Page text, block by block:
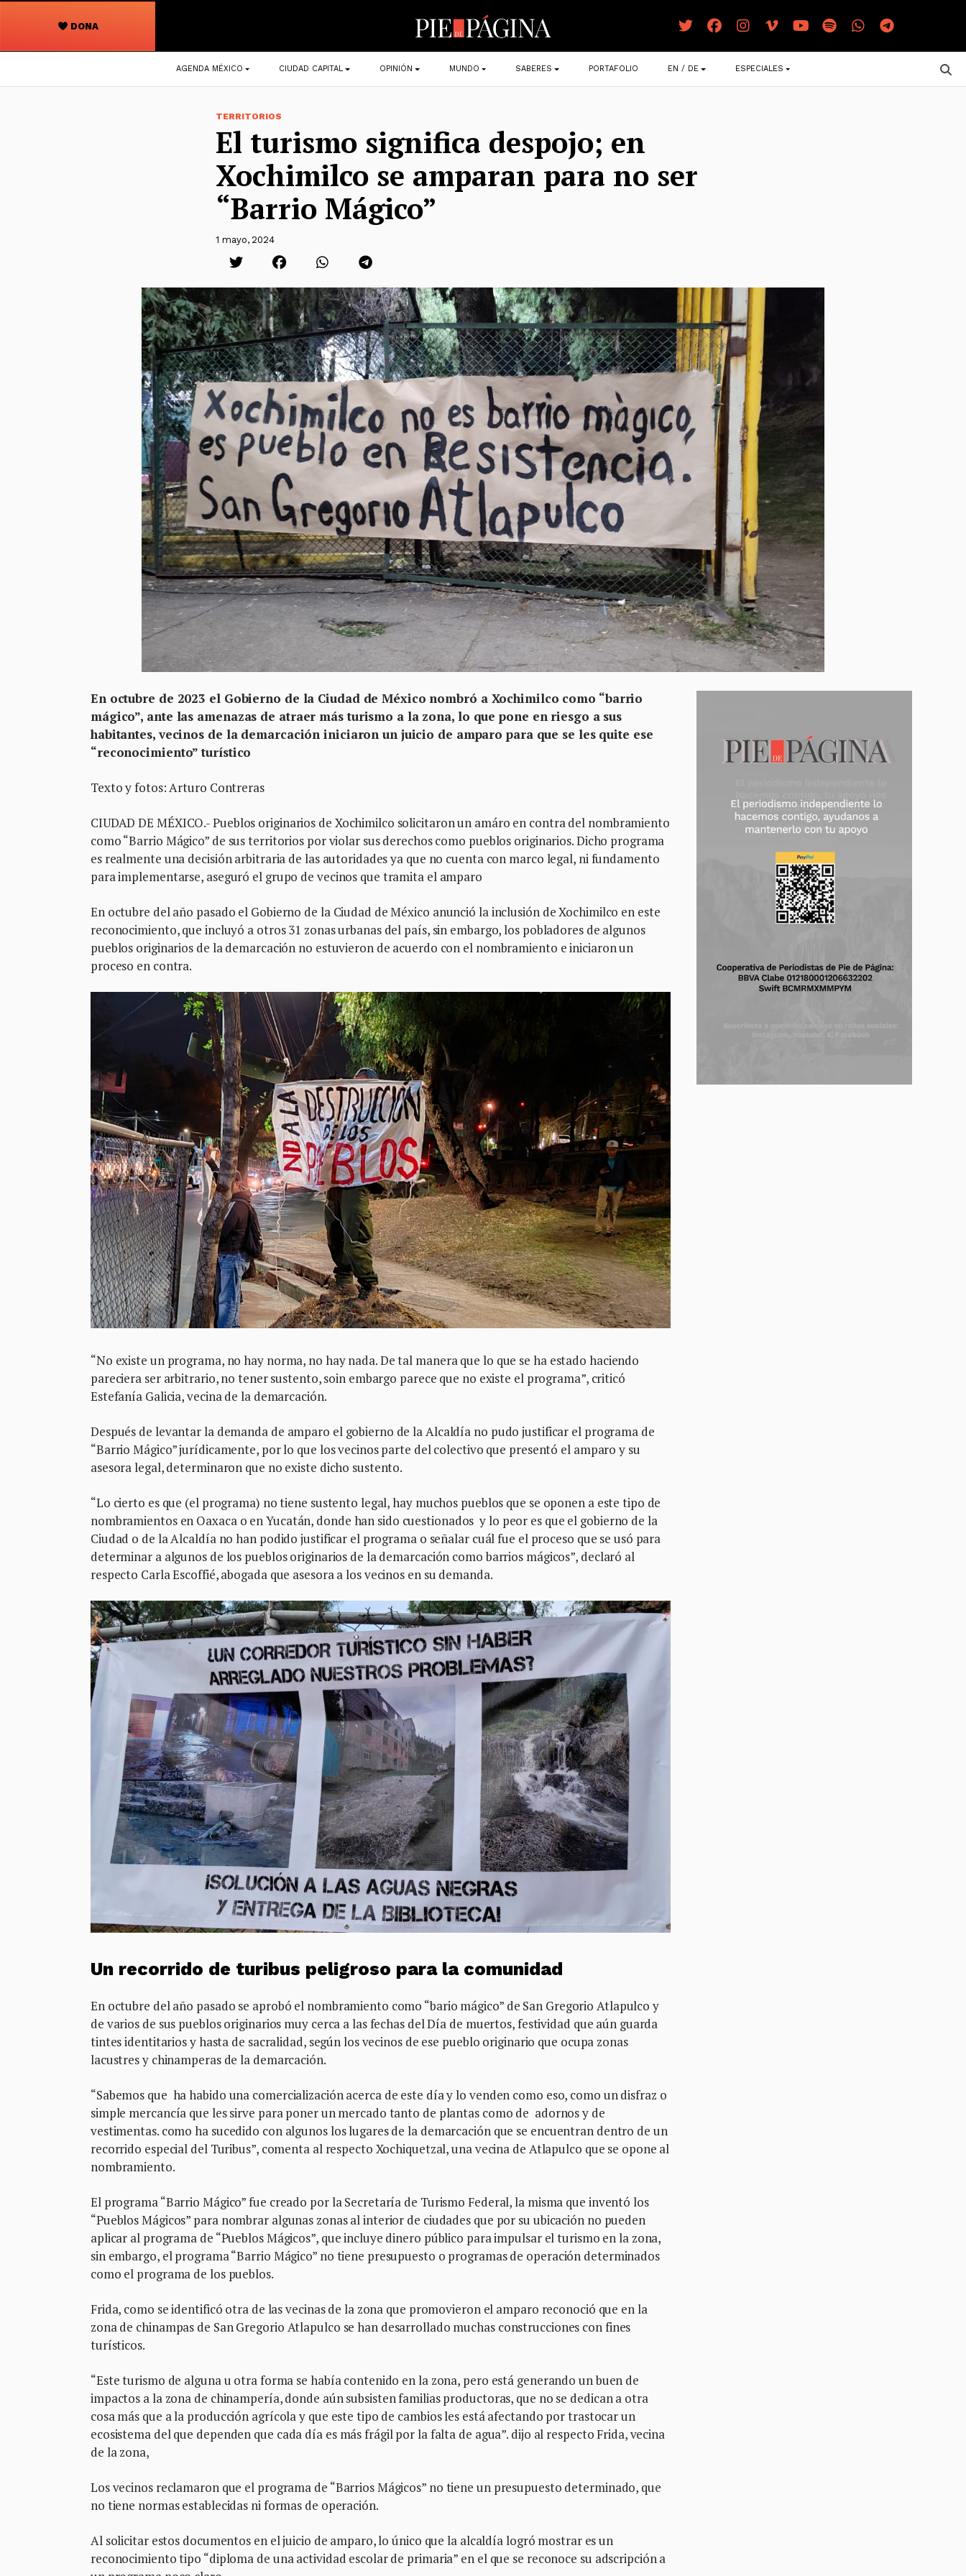
DONA
Navegación
principal
AGENDA MÉXICO CIUDAD CAPITAL OPINIÓN MUNDO SABERES PORTAFOLIO EN / DE ESPECIALES
TERRITORIOS
El turismo significa despojo; en
Xochimilco se amparan para no ser
“Barrio Mágico”
1 mayo, 2024
En octubre de 2023 el Gobierno de la Ciudad de México nombró a Xochimilco como “barrio
mágico”, ante las amenazas de atraer más turismo a la zona, lo que pone en riesgo a sus
habitantes, vecinos de la demarcación iniciaron un juicio de amparo para que se les quite ese
“reconocimiento” turístico
Texto y fotos: Arturo Contreras
CIUDAD DE MÉXICO.- Pueblos originarios de Xochimilco solicitaron un amáro en contra del nombramiento
como “Barrio Mágico” de sus territorios por violar sus derechos como pueblos originarios. Dicho programa
es realmente una decisión arbitraria de las autoridades ya que no cuenta con marco legal, ni fundamento
para implementarse, aseguró el grupo de vecinos que tramita el amparo
En octubre del año pasado el Gobierno de la Ciudad de México anunció la inclusión de Xochimilco en este
reconocimiento, que incluyó a otros 31 zonas urbanas del país, sin embargo, los pobladores de algunos
pueblos originarios de la demarcación no estuvieron de acuerdo con el nombramiento e iniciaron un
proceso en contra.
“No existe un programa, no hay norma, no hay nada. De tal manera que lo que se ha estado haciendo
pareciera ser arbitrario, no tener sustento, soin embargo parece que no existe el programa”, criticó
Estefanía Galicia, vecina de la demarcación.
Después de levantar la demanda de amparo el gobierno de la Alcaldía no pudo justificar el programa de
“Barrio Mágico” jurídicamente, por lo que los vecinos parte del colectivo que presentó el amparo y su
asesora legal, determinaron que no existe dicho sustento.
“Lo cierto es que (el programa) no tiene sustento legal, hay muchos pueblos que se oponen a este tipo de
nombramientos en Oaxaca o en Yucatán, donde han sido cuestionados y lo peor es que el gobierno de la
Ciudad o de la Alcaldía no han podido justificar el programa o señalar cuál fue el proceso que se usó para
determinar a algunos de los pueblos originarios de la demarcación como barrios mágicos”, declaró al
respecto Carla Escoffié, abogada que asesora a los vecinos en su demanda.
Un recorrido de turibus peligroso para la comunidad
En octubre del año pasado se aprobó el nombramiento como “bario mágico” de San Gregorio Atlapulco y
de varios de sus pueblos originarios muy cerca a las fechas del Día de muertos, festividad que aún guarda
tintes identitarios y hasta de sacralidad, según los vecinos de ese pueblo originario que ocupa zonas
lacustres y chinamperas de la demarcación.
“Sabemos que ha habido una comercialización acerca de este día y lo venden como eso, como un disfraz o
simple mercancía que les sirve para poner un mercado tanto de plantas como de adornos y de
vestimentas. como ha sucedido con algunos los lugares de la demarcación que se encuentran dentro de un
recorrido especial del Turibus”, comenta al respecto Xochiquetzal, una vecina de Atlapulco que se opone al
nombramiento.
El programa “Barrio Mágico” fue creado por la Secretaría de Turismo Federal, la misma que inventó los
“Pueblos Mágicos” para nombrar algunas zonas al interior de ciudades que por su ubicación no pueden
aplicar al programa de “Pueblos Mágicos”, que incluye dinero público para impulsar el turismo en la zona,
sin embargo, el programa “Barrio Mágico” no tiene presupuesto o programas de operación determinados
como el programa de los pueblos.
Frida, como se identificó otra de las vecinas de la zona que promovieron el amparo reconoció que en la
zona de chinampas de San Gregorio Atlapulco se han desarrollado muchas construcciones con fines
turísticos.
“Este turismo de alguna u otra forma se había contenido en la zona, pero está generando un buen de
impactos a la zona de chinampería, donde aún subsisten familias productoras, que no se dedican a otra
cosa más que a la producción agrícola y que este tipo de cambios les está afectando por trastocar un
ecosistema del que dependen que cada día es más frágil por la falta de agua”. dijo al respecto Frida, vecina
de la zona,
Los vecinos reclamaron que el programa de “Barrios Mágicos” no tiene un presupuesto determinado, que
no tiene normas establecidas ni formas de operación.
Al solicitar estos documentos en el juicio de amparo, lo único que la alcaldía logró mostrar es un
reconocimiento tipo “diploma de una actividad escolar de primaria” en el que se reconoce su adscripción a